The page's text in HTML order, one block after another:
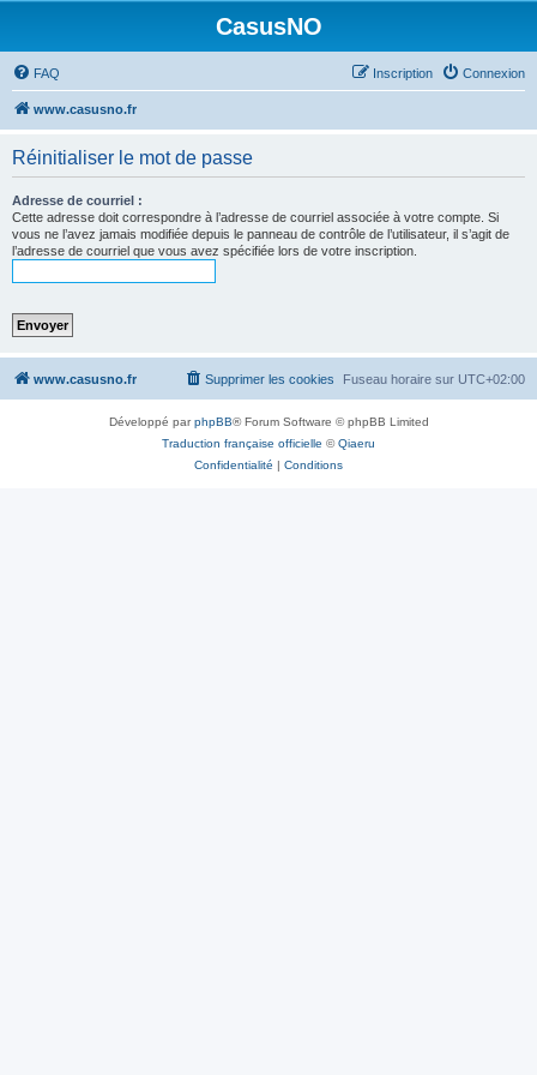
CasusNO
FAQ Connexion
Inscription
www.casusno.fr
Réinitialiser le mot de passe
Adresse de courriel :
Cette adresse doit correspondre à l’adresse de courriel associée à votre compte. Si
vous ne l’avez jamais modifiée depuis le panneau de contrôle de l’utilisateur, il s’agit de
l’adresse de courriel que vous avez spécifiée lors de votre inscription.
www.casusno.fr Fuseau horaire sur UTC+02:00
Supprimer les cookies
Développé parphpBB® Forum Software © phpBB Limited
Traduction française officielle ©Qiaeru
Confidentialité | Conditions